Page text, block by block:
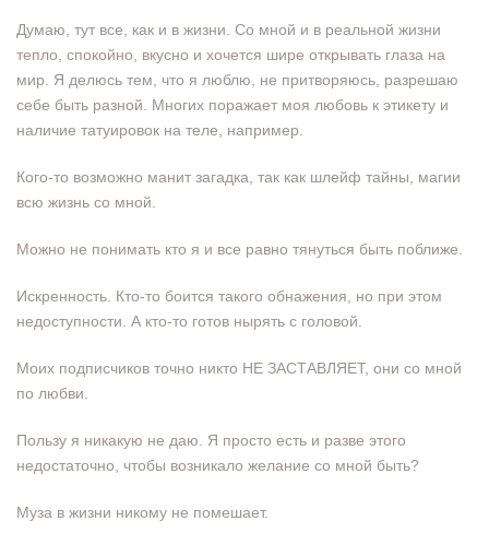
Думаю, тут все, как и в жизни. Со мной и в реальной жизни
тепло, спокойно, вкусно и хочется шире открывать глаза на
мир. Я делюсь тем, что я люблю, не притворяюсь, разрешаю
себе быть разной. Многих поражает моя любовь к этикету и
наличие татуировок на теле, например.
Кого-то возможно манит загадка, так как шлейф тайны, магии
всю жизнь со мной.
Можно не понимать кто я и все равно тянуться быть поближе.
Искренность. Кто-то боится такого обнажения, но при этом
недоступности. А кто-то готов нырять с головой.
Моих подписчиков точно никто НЕ ЗАСТАВЛЯЕТ, они со мной
по любви.
Пользу я никакую не даю. Я просто есть и разве этого
недостаточно, чтобы возникало желание со мной быть?
Муза в жизни никому не помешает.